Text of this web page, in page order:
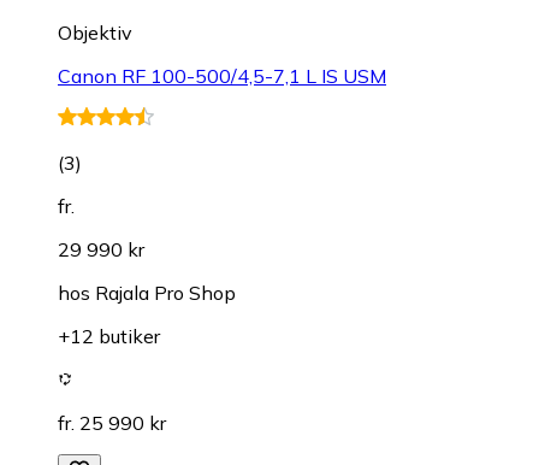
Objektiv
Canon RF 100-500/4,5-7,1 L IS USM
(3)
fr.
29 990 kr
hos Rajala Pro Shop
+12 butiker
fr. 25 990 kr